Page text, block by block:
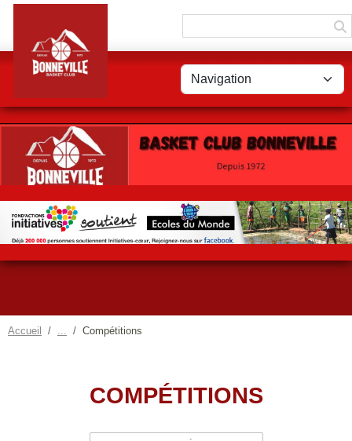
Accueil Compétitions
COMPÉTITIONS